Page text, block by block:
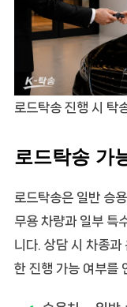
로드탁송 진행 시 탁
로드탁송 가
로드탁송은 일반 승
무용 차량과 일부 특
니다. 상담 시 차종
한 진행 가능 여부를